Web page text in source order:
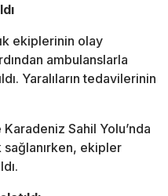
ekiplerinin olay
ambulanslarla
Yaralıların tedavilerinin
Sahil Yolu’nda
ekipler